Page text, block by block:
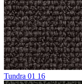
Tundra 01 16